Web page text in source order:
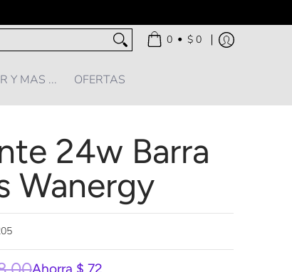
0 • $ 0
Y MAS ... OFERTAS
24w Barra
Wanergy